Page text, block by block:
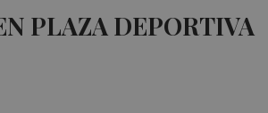
PLAZA DEPORTIVA